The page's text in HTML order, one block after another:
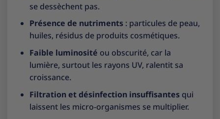
se dessèchent pas.
Présence de nutriments: particules de peau,
huiles, résidus de produits cosmétiques.
Faible luminosité ou obscurité, car la
lumière, surtout les rayons UV, ralentit sa
croissance.
Filtration et désinfection insuffisantesqui
laissent les micro-organismes se multiplier.